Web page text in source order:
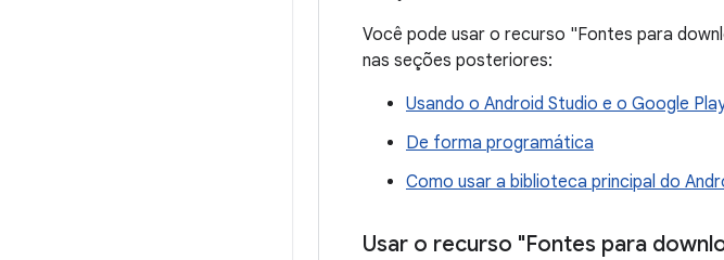
Você pode usar o recurso "Fontes para
nas seções posteriores:
Usando o Android Studio e o Google
De forma programática
Como usar a biblioteca principal do
Usar o recurso "Fontes para